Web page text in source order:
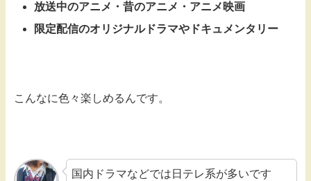
放送中のアニメ・昔のアニメ・アニメ映画
限定配信のオリジナルドラマやドキュメンタリー
こんなに色々楽しめるんです。
国内ドラマなどでは日テレ系が多いです